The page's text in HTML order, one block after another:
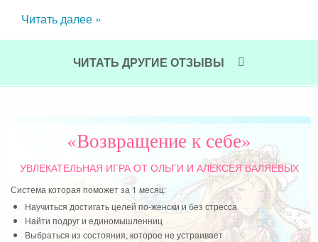
Читать далее »
ЧИТАТЬ ДРУГИЕ ОТЗЫВЫ
«Возвращение к себе»
УВЛЕКАТЕЛЬНАЯ ИГРАОТ ОЛЬГИ И АЛЕКСЕЯ ВАЛЯЕВЫХ
Система которая поможет за 1 месяц:
Научиться достигать целей по-женски и без стресса
Найти подруг и единомышленниц
Выбраться из состояния, которое не устраивает